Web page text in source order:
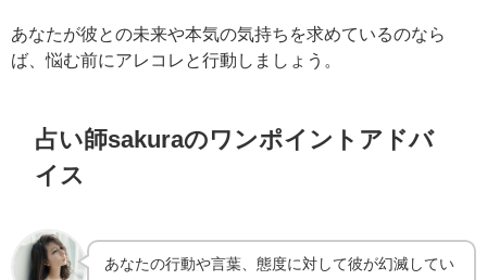
あなたが彼との未来や本気の気持ちを求めているのなら
ば、悩む前にアレコレと行動しましょう。
占い師sakuraのワンポイントアドバ
イス
あなたの行動や言葉、態度に対して彼が幻滅してい